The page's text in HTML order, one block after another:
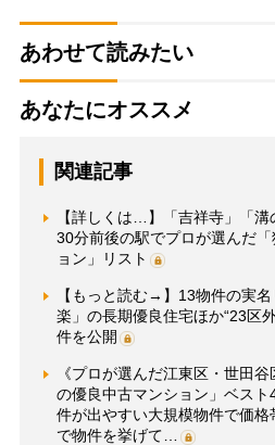
あわせて読みたい
あなたにオススメ
関連記事
【詳しくは…】「吉祥寺」「
30分前後の駅でプロが選んだ
ョン」リスト
【もっと読む→】13物件の実
楽」の長期優良住宅ほか“23区
件を公開
《プロが選んだ江東区・世田
の優良中古マンション」ベス
件が出やすい大規模物件で価
で物件を挙げて…